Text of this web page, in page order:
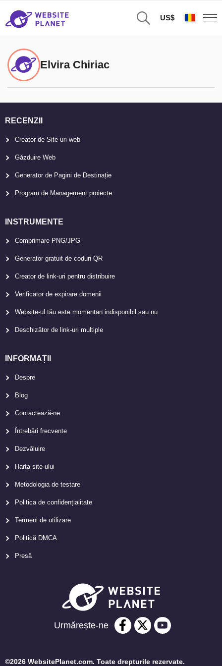
US$
Elvira Chiriac
RECENZII
Creator de Site-uri web
Găzduire Web
Generator de Pagini de Destinație
Program de Management proiecte
INSTRUMENTE
Comprimare PNG/JPG
Generator gratuit de coduri QR
Creator de link-uri pentru distribuire
Verificator de expirare domenii
Website-ul tău este momentan indisponibil sau nu
Deschizător de link-uri multiple
INFORMAȚII
Despre
Blog
Contactează-ne
Întrebări frecvente
Dezvăluire
Harta site-ului
Metodologia de testare
Politica de confidențialitate
Termeni de utilizare
Politică DMCA
Presă
Urmărește-ne
©2026 WebsitePlanet.com. Toate drepturile rezervate.